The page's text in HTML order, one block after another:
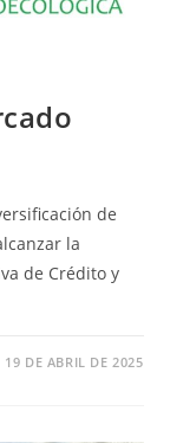
de
la
de Crédito y
19 DE ABRIL DE 2025